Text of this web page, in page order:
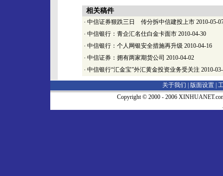
相关稿件
· 中信证券狠跌三日 传分拆中信建投上市 2010-05-
· 中信银行：青企汇名仕白金卡面市 2010-04-30
· 中信银行：个人网银安全措施再升级 2010-04-16
· 中信证券：拥有两家期货公司 2010-04-02
· 中信银行“汇金宝”外汇黄金投资业务受关注 2010-
关于我们 | 版面设置
Copyright © 2000 - 2006